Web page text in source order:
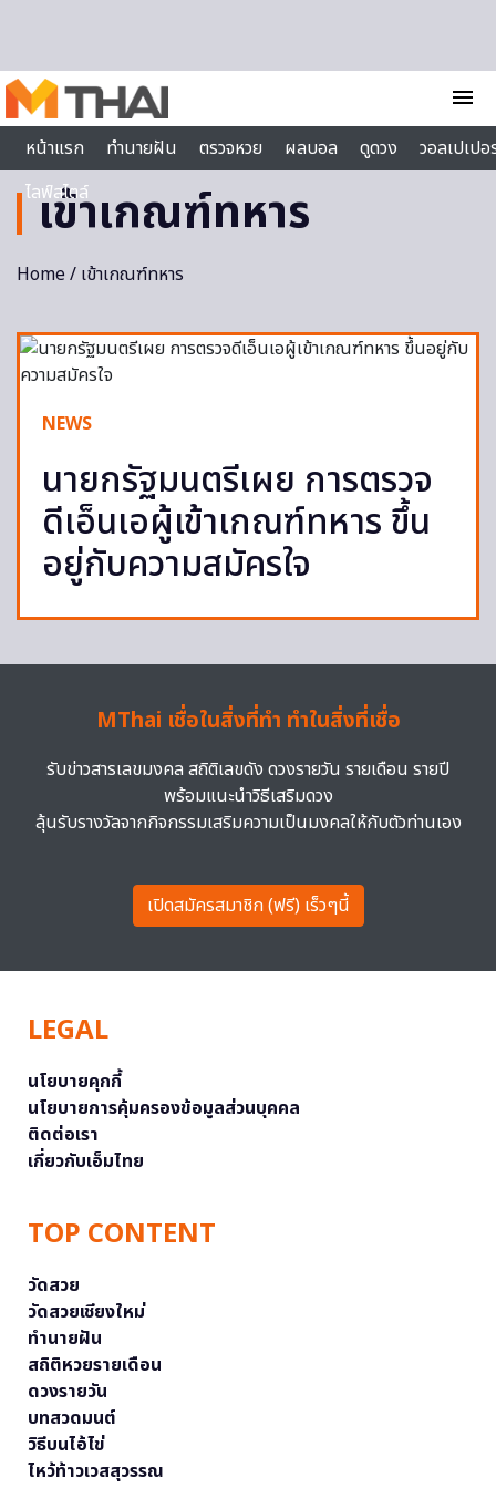
menu
หน้าแรก
ทำนายฝัน ตรวจหวย ผลบอล ดูดวง
วอลเปเป
ไลฟ์สไตล์
เข้าเกณฑ์ทหาร
Home/ เข้าเกณฑ์ทหาร
NEWS
นายกรัฐมนตรีเผย การตรวจ
ดีเอ็นเอผู้เข้าเกณฑ์ทหาร ขึ้น
อยู่กับความสมัครใจ
MThai เชื่อในสิ่งที่ทำ ทำในสิ่งที่เชื่อ
รับข่าวสารเลขมงคล สถิติเลขดัง ดวงรายวัน รายเดือน รายปี
พร้อมแนะนำวิธีเสริมดวง
ลุ้นรับรางวัลจากกิจกรรมเสริมความเป็นมงคลให้กับตัวท่านเอง
เปิดสมัครสมาชิก (ฟรี) เร็วๆนี้
LEGAL
นโยบายคุกกี้
นโยบายการคุ้มครองข้อมูลส่วนบุคคล
ติดต่อเรา
เกี่ยวกับเอ็มไทย
TOP CONTENT
วัดสวย
วัดสวยเชียงใหม่
ทำนายฝัน
สถิติหวยรายเดือน
ดวงรายวัน
บทสวดมนต์
วิธีบนไอ้ไข่
ไหว้ท้าวเวสสุวรรณ